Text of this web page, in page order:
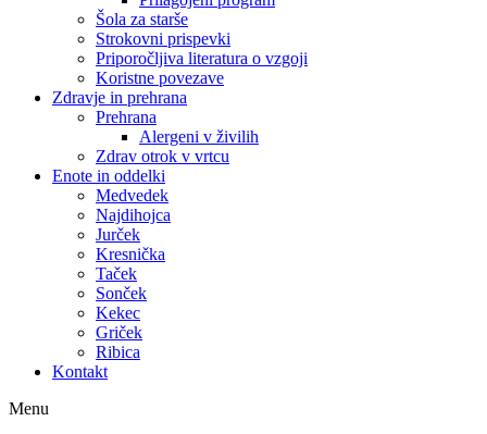
Šola za starše
Strokovni prispevki
Priporočljiva literatura o vzgoji
Koristne povezave
Zdravje in prehrana
Prehrana
Alergeni v živilih
Zdrav otrok v vrtcu
Enote in oddelki
Medvedek
Najdihojca
Jurček
Kresnička
Taček
Sonček
Kekec
Griček
Ribica
Kontakt
Menu